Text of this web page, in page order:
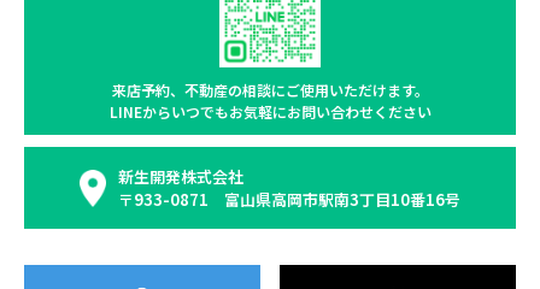
来店予約、不動産の相談にご使用いただけます。
LINEからいつでもお気軽にお問い合わせください
新生開発株式会社
〒933-0871 富山県高岡市駅南3丁目10番16号